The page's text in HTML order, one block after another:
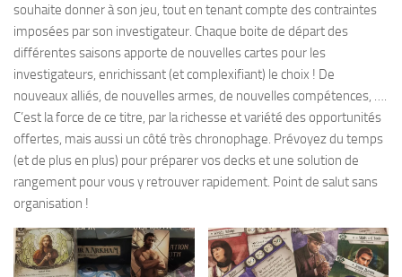
souhaite donner à son jeu, tout en tenant compte des contraintes
imposées par son investigateur. Chaque boite de départ des
différentes saisons apporte de nouvelles cartes pour les
investigateurs, enrichissant (et complexifiant) le choix ! De
nouveaux alliés, de nouvelles armes, de nouvelles compétences, ….
C’est la force de ce titre, par la richesse et variété des opportunités
offertes, mais aussi un côté très chronophage. Prévoyez du temps
(et de plus en plus) pour préparer vos decks et une solution de
rangement pour vous y retrouver rapidement. Point de salut sans
organisation !